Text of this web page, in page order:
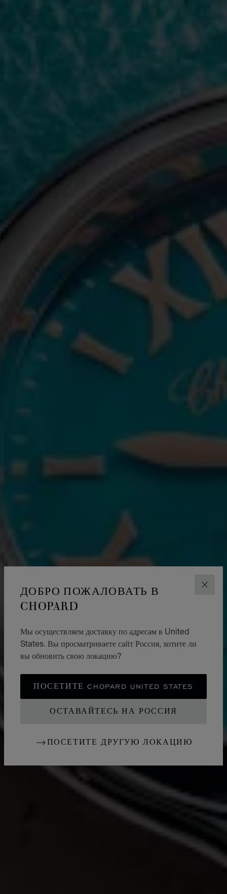
ДОБРО ПОЖАЛОВАТЬ В
CHOPARD
Мы осуществляем доставку по адресам в United
States. Вы просматриваете сайт Россия, хотите ли
вы обновить свою локацию?
ПОСЕТИТЕ CHOPARD UNITED STATES
ОСТАВАЙТЕСЬ НА РОССИЯ
ПОСЕТИТЕ ДРУГУЮ ЛОКАЦИЮ